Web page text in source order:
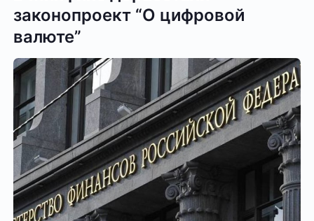
законопроект “О цифровой
валюте”